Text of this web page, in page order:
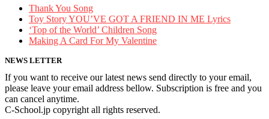
Thank You Song
Toy Story YOU’VE GOT A FRIEND IN ME Lyrics
‘Top of the World’ Children Song
Making A Card For My Valentine
NEWS LETTER
If you want to receive our latest news send directly to your email,
please leave your email address bellow. Subscription is free and you
can cancel anytime.
C-School.jp copyright all rights reserved.